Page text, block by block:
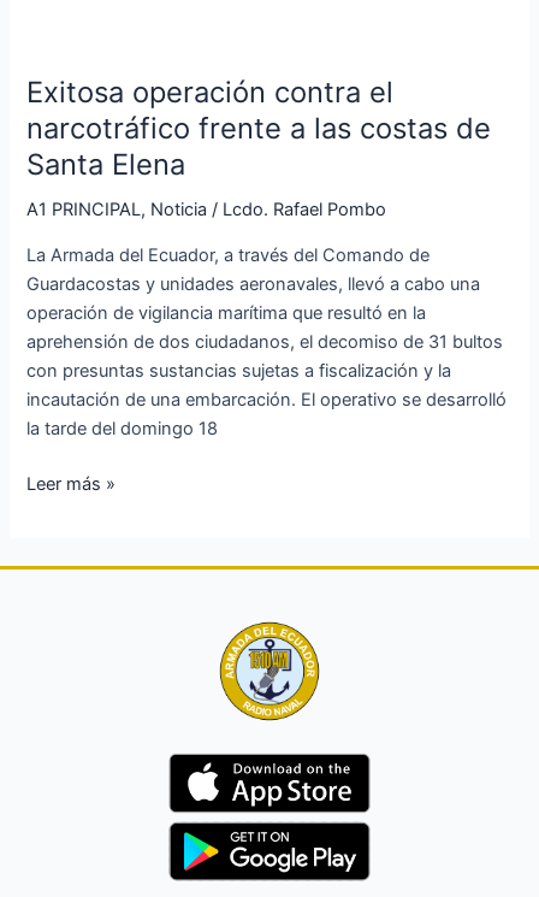
Exitosa operación contra el
narcotráfico frente a las costas de
Santa Elena
A1 PRINCIPAL, Noticia / Lcdo. Rafael Pombo
La Armada del Ecuador, a través del Comando de
Guardacostas y unidades aeronavales, llevó a cabo una
operación de vigilancia marítima que resultó en la
aprehensión de dos ciudadanos, el decomiso de 31 bultos
con presuntas sustancias sujetas a fiscalización y la
incautación de una embarcación. El operativo se desarrolló
la tarde del domingo 18
contra
el
narcotráfico
frente
a
costas
de
Santa
Elena
Leer más »